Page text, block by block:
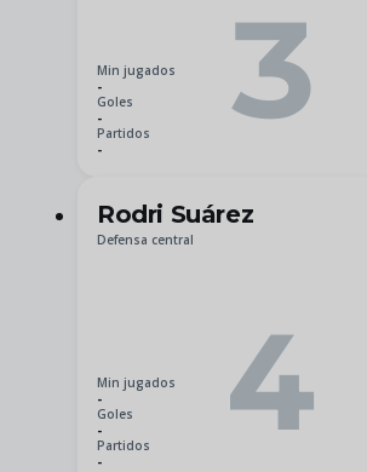
Min jugados
-
Goles
-
Partidos
-
3
Rodri Suárez
Defensa central
Min jugados
-
Goles
-
Partidos
-
4